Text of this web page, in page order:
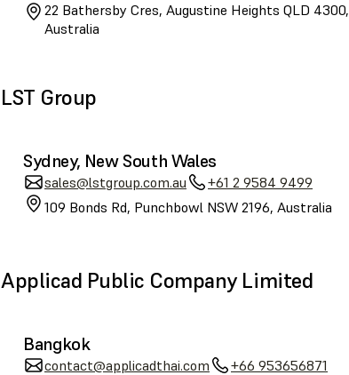
22 Bathersby Cres, Augustine Heights QLD 4300,
Australia
LST Group
Sydney, New South Wales
sales@lstgroup.com.au
+61 2 9584 9499
109 Bonds Rd, Punchbowl NSW 2196, Australia
Applicad Public Company Limited
Bangkok
contact@applicadthai.com
+66 953656871